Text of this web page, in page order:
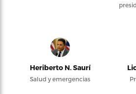
Heriberto N. Saurí
Salud y emergencias